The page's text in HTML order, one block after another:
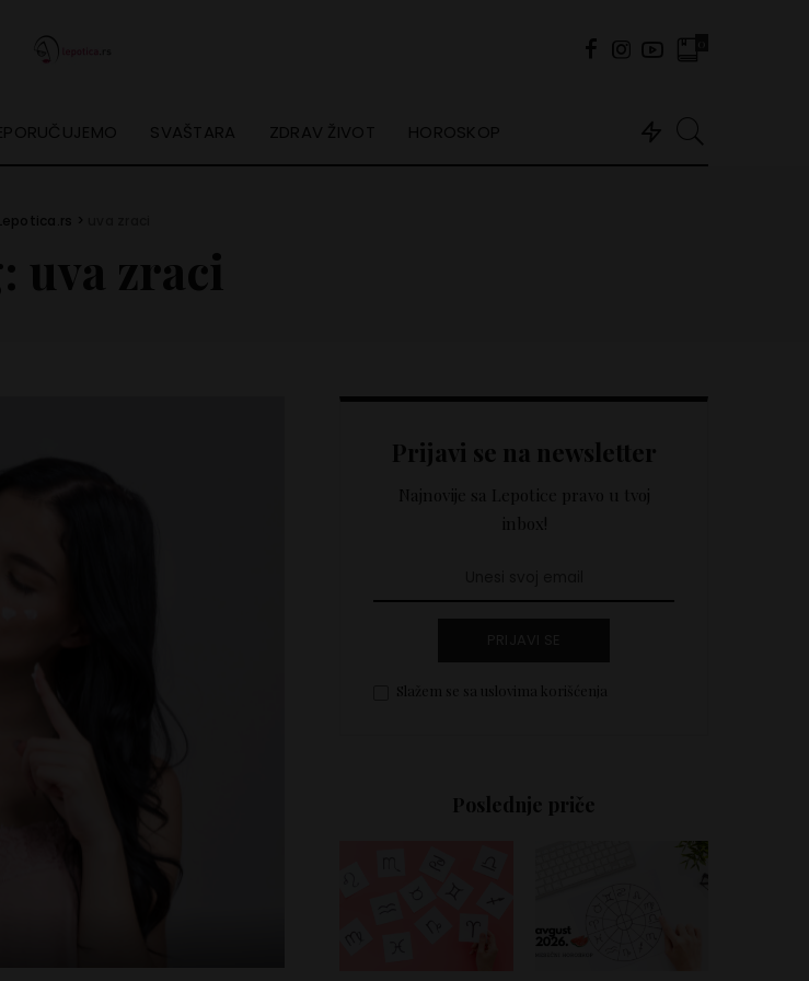
SVAŠTARA ZDRAV ŽIVOT HOROSKOP
Prijavi se na newsletter
Najnovije sa Lepotice pravo u tvoj
inbox!
Slažem se sa uslovima korišćenja
Poslednje priče